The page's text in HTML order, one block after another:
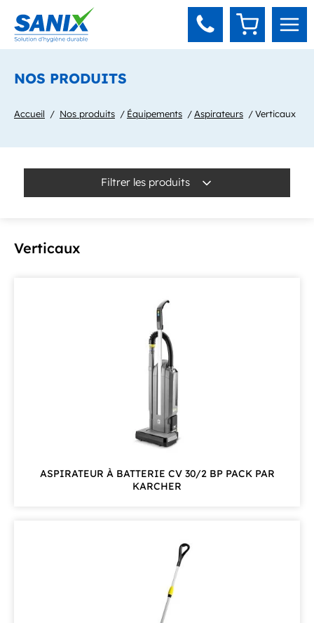
Panneau de gestion des cookies
NOS PRODUITS
Accueil Nos produits Équipements Aspirateurs Verticaux
Filtrer les produits
Verticaux
ASPIRATEUR À BATTERIE CV 30/2 BP PACK PAR
KARCHER